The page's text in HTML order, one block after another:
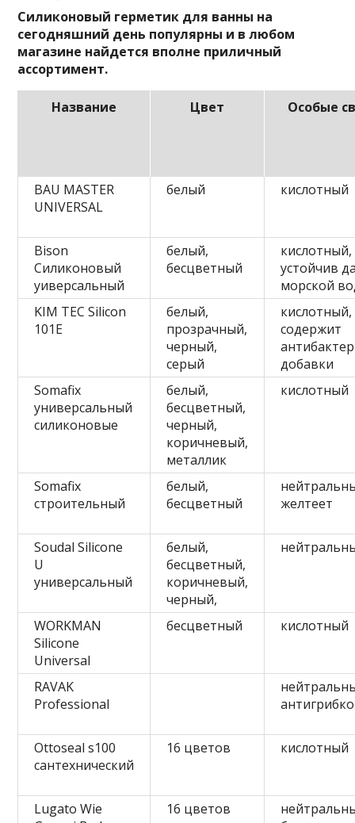
Силиконовый герметик для ванны на
сегодняшний день популярны и в любом
магазине найдется вполне приличный
ассортимент.
Название Цвет Особые
BAU MASTER
UNIVERSAL
белый кислотный
Bison
Силиконовый
уиверсальный
белый,
бесцветный
кислотный,
устойчив
морской
KIM TEC Silicon
101E
белый,
прозрачный,
черный,
серый
кислотный,
содержит
добавки
Somafix
универсальный
силиконовые
белый,
бесцветный,
черный,
коричневый,
металлик
кислотный
Somafix
строительный
белый,
бесцветный
желтеет
Soudal Silicone
U
универсальный
белый,
бесцветный,
коричневый,
черный,
WORKMAN
Silicone
Universal
бесцветный кислотный
RAVAK
Professional
Ottoseal s100
сантехнический
16 цветов кислотный
Lugato Wie
16 цветов